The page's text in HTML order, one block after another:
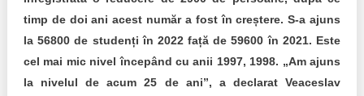
Transparența întreprinderilor de stat
Cele mai bune și cele mai proaste politici locale din
timp de doi ani acest număr a fost în creștere. S-a ajuns
la 56800 de studenți în 2022 față de 59600 în 2021. Este
cel mai mic nivel începând cu anii 1997, 1998. „Am ajuns
la nivelul de acum 25 de ani”, a declarat Veaceslav